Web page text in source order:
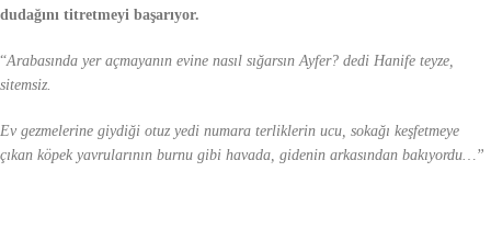
dudağını titretmeyi başarıyor.
“Arabasında yer açmayanın evine nasıl sığarsın Ayfer? dedi Hanife teyze,
sitemsiz.
Ev gezmelerine giydiği otuz yedi numara terliklerin ucu, sokağı keşfetmeye
çıkan köpek yavrularının burnu gibi havada, gidenin arkasından bakıyordu…”